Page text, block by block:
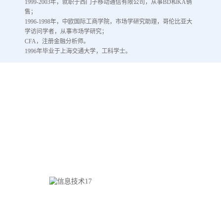
1999-2003年，就职于西门子移动通信有限公司，从事BD和KA销
售；
1996-1998年，中欧国际工商学院，市场学研究助理，哥伦比亚大
学访问学者，从事市场学研究；
CFA，注册金融分析师。
1996年毕业于上海交通大学，工科学士。